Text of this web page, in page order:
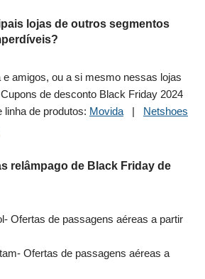
lojas de outros segmentos
amigos, ou a si mesmo nessas lojas
de desconto Black Friday 2024
linha de produtos: Movida | Netshoes
relâmpago de Black Friday de
de passagens aéreas a partir
Ofertas de passagens aéreas a